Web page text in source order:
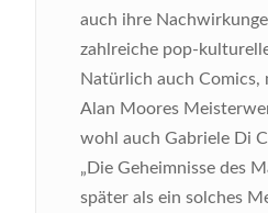
auch ihre
zahlreiche pop-
Natürlich auch Comics,
Alan Moores
wohl auch Gabriele Di
„Die Geheimnisse des
später als ein solches